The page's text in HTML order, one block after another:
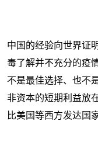
中国的经验向世界证
毒了解并不充分的疫
不是最佳选择、也不
非资本的短期利益放
比美国等西方发达国